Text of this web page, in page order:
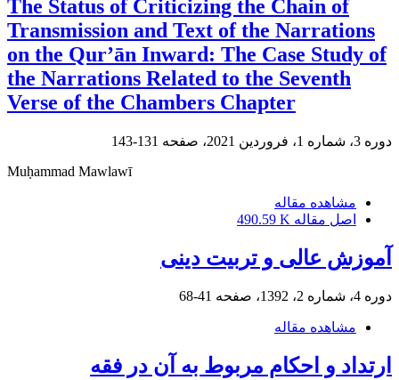
The Status of Criticizing the Chain of
Transmission and Text of the Narrations
on the Qur’ān Inward: The Case Study of
the Narrations Related to the Seventh
Verse of the Chambers Chapter
دوره 3، شماره 1، فروردین 2021، صفحه
131-143
Muḥammad Mawlawī
مشاهده مقاله
اصل مقاله 490.59 K
آموزش عالی و تربیت دینی
دوره 4، شماره 2، 1392، صفحه 41-68
مشاهده مقاله
ارتداد و احکام مربوط به آن در فقه